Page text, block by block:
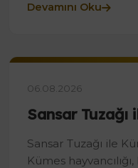
Devamını Oku
06.08.2026
Sansar
Sansar Tuzağı ile
Kümes